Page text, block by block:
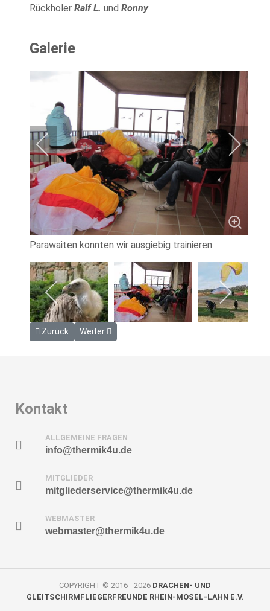
Rückholer Ralf L. und Ronny.
Galerie
Parawaiten konnten wir ausgiebig trainieren
Vorheriger Beitrag: 2015 Ölüdeniz
Zurück Nächster Beitrag: 2016 Greifenburg
Weiter
Kontakt
ALLGEMEINE FRAGEN
info@thermik4u.de
MITGLIEDER
mitgliederservice@thermik4u.de
WEBMASTER
webmaster@thermik4u.de
COPYRIGHT © 2016 - 2026 DRACHEN- UND
GLEITSCHIRMFLIEGERFREUNDE RHEIN-MOSEL-LAHN E.V.